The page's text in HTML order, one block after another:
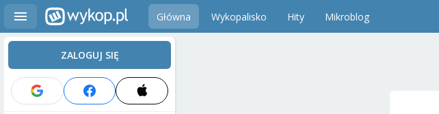
Główna Wykopalisko Hity Mikroblog
ZALOGUJ SIĘ